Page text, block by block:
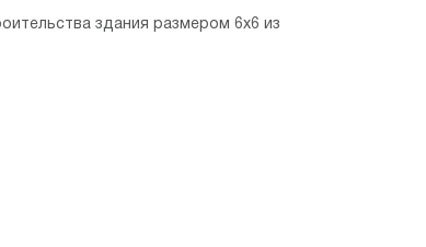
здания размером 6х6 из